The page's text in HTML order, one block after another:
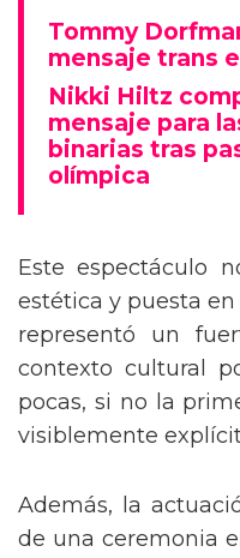
Tommy
mensaje trans
Nikki Hiltz
mensaje para
binarias tras
olímpica
Este espectáculo
estética y puesta
representó un
contexto cultural
pocas, si no la
visiblemente
Además, la
de una ceremonia